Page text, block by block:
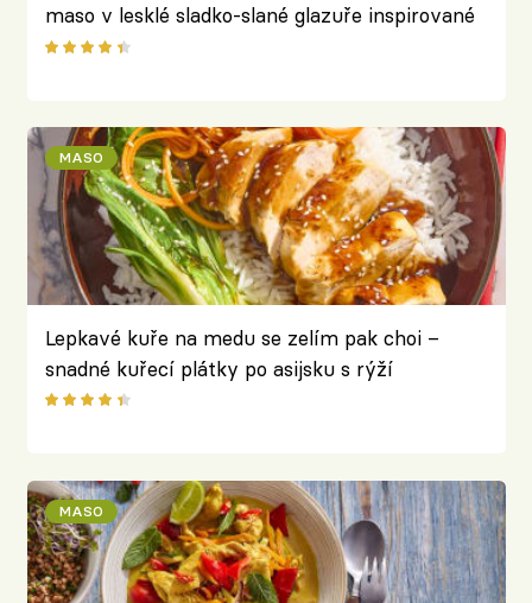
maso v lesklé sladko-slané glazuře inspirované
Japonskem
MASO
Lepkavé kuře na medu se zelím pak choi –
snadné kuřecí plátky po asijsku s rýží
MASO